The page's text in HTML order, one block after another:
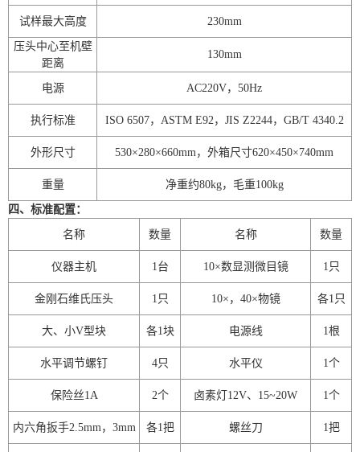
试样最大高度 230mm
压头中心至机壁
距离
130mm
电源 AC220V， 50Hz
执行标准 ISO 6507， ASTM E92 ， JIS Z2244， GB/T 4340.2
外形尺寸 530×280×660mm ，外箱尺寸620×450×740mm
重量 净重约80kg，毛重100kg
四、标准配置：
名称 数量 名称 数量
仪器主机 1 台 10×数显测微目镜 1 只
金刚石维氏压头 1 只 10× ， 40×物镜 各1 只
大、小V型块 各1 块 电源线 1 根
水平调节螺钉 4只 水平仪 1 个
保险丝1A 2个 卤素灯 12V、 15~20W 1 个
内六角扳手2.5mm ， 3mm 各1 把 螺丝刀 1 把